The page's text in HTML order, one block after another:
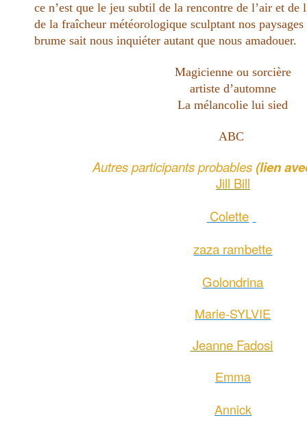
ce n’est que le jeu subtil de la rencontre de l’air et de
de la fraîcheur météorologique sculptant nos
brume sait nous inquiéter autant que nous amadouer.
Magicienne ou sorcière
artiste d’automne
La mélancolie lui sied
ABC
Autres participants probables(lien
Jill Bill
Colette
zaza rambette
Golondrina
Marie-SYLVIE
Jeanne Fadosi
Emma
Annick